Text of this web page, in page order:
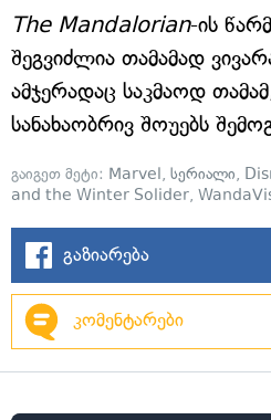
The Mandalorian-ის
შეგვიძლია თამამად
ამჯერადაც საკმაოდ
სანახაობრივ შოუებს
გაიგეთ მეტი: Marvel, სერიალი,
and the Winter Solider,
გაზიარება
კომენტარები